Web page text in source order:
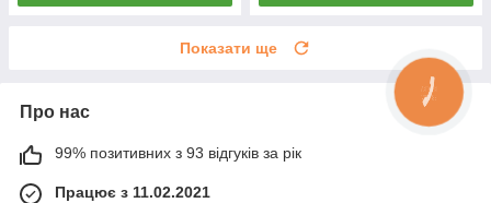
Показати ще
Про нас
99% позитивних з 93 відгуків за рік
Працює з 11.02.2021